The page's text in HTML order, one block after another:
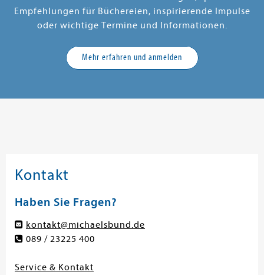
Empfehlungen für Büchereien, inspirierende Impulse
oder wichtige Termine und Informationen.
Mehr erfahren und anmelden
Kontakt
Haben Sie Fragen?
kontakt@michaelsbund.de
089 / 23225 400
Service & Kontakt